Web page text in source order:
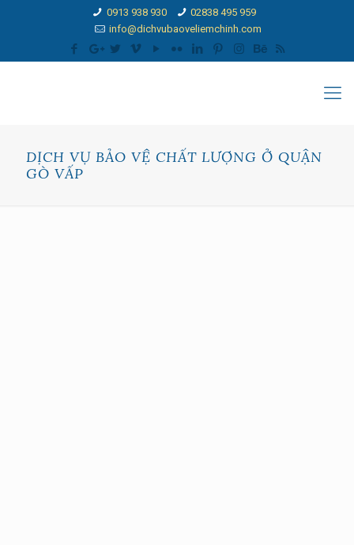
0913 938 930
02838 495 959
info@dichvubaoveliemchinh.com
DỊCH VỤ BẢO VỆ CHẤT LƯỢNG Ở QUẬN
GÒ VẤP